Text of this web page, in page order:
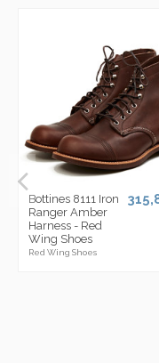
Bottines 8111 Iron
Ranger Amber
Harness - Red
Wing Shoes
Red Wing Shoes